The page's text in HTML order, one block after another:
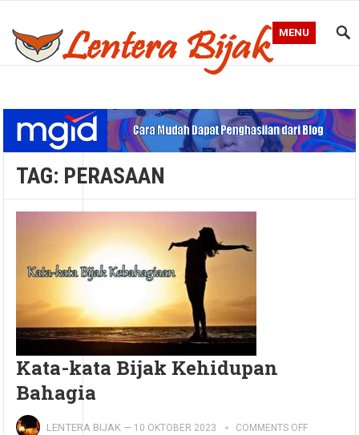
MENU
TAG: PERASAAN
Kata-kata Bijak Kehidupan
Bahagia
LENTERA BIJAK — 10 OKTOBER 2023 COMMENTS OFF